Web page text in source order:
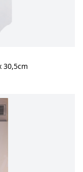
30,5cm